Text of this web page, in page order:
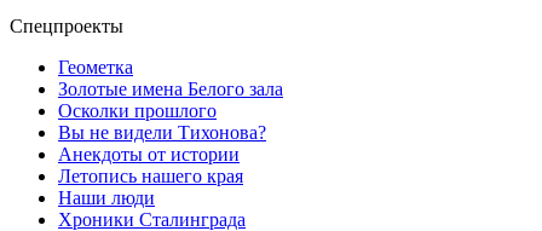
Спецпроекты
Геометка
Золотые имена Белого зала
Осколки прошлого
Вы не видели Тихонова?
Анекдоты от истории
Летопись нашего края
Наши люди
Хроники Сталинграда